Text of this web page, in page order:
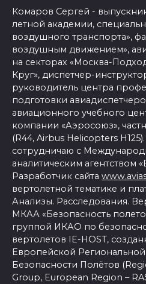
Комаров Сергей -
летной академии,
воздушного транспорта»,
воздушным движением»,
на секторах «Москва-
Круг», диспетчер-
руководитель центра
подготовки
авиационного учебного
компании «Аэросоюз»,
(R44, Airbus Helicopters
сотрудничаю с
аналитическим агентством
Разработчик сайта
вертолетной тематике и
Анализы. Расследования.
МКАА «Безопасность
группой ИКАО по
вертолетов IE-HOST,
Европейской
Безопасности Полётов
Group, European Region –